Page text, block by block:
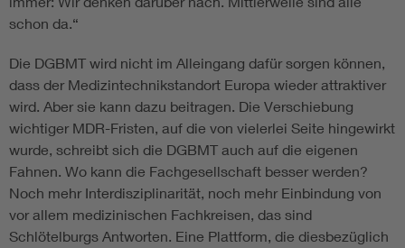
schon da.“
Die DGBMT wird nicht im Alleingang dafür sorgen können,
dass der Medizintechnikstandort Europa wieder attraktiver
wird. Aber sie kann dazu beitragen. Die Verschiebung
wichtiger MDR-Fristen, auf die von vielerlei Seite hingewirkt
wurde, schreibt sich die DGBMT auch auf die eigenen
Fahnen. Wo kann die Fachgesellschaft besser werden?
Noch mehr Interdisziplinarität, noch mehr Einbindung von
vor allem medizinischen Fachkreisen, das sind
Schlötelburgs Antworten. Eine Plattform, die diesbezüglich